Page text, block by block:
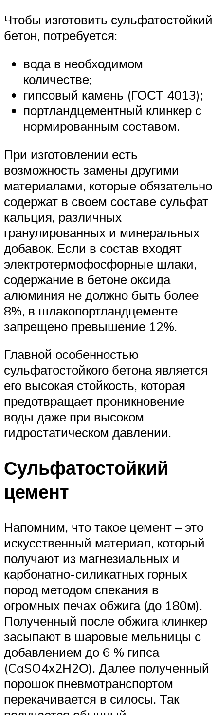
Чтобы изготовить сульфатостойкий
бетон, потребуется:
вода в необходимом
количестве;
гипсовый камень (ГОСТ 4013);
портландцементный клинкер с
нормированным составом.
При изготовлении есть
возможность замены другими
материалами, которые обязательно
содержат в своем составе сульфат
кальция, различных
гранулированных и минеральных
добавок. Если в состав входят
электротермофосфорные шлаки,
содержание в бетоне оксида
алюминия не должно быть более
8%, в шлакопортландцементе
запрещено превышение 12%.
Главной особенностью
сульфатостойкого бетона является
его высокая стойкость, которая
предотвращает проникновение
воды даже при высоком
гидростатическом давлении.
Сульфатостойкий
цемент
Напомним, что такое цемент – это
искусственный материал, который
получают из магнезиальных и
карбонатно-силикатных горных
пород методом спекания в
огромных печах обжига (до 180м).
Полученный после обжига клинкер
засыпают в шаровые мельницы с
добавлением до 6 % гипса
(CaSO4х2Н2О). Далее полученный
порошок пневмотранспортом
перекачивается в силосы. Так